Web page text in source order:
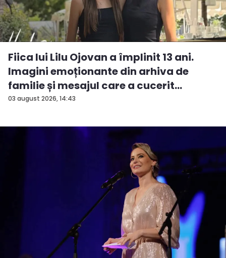
03 august 2026, 14:43
Fiica lui Lilu Ojovan a împlinit 13 ani.
Imagini emoționante din arhiva de
familie și mesajul care a cucerit
Interne...